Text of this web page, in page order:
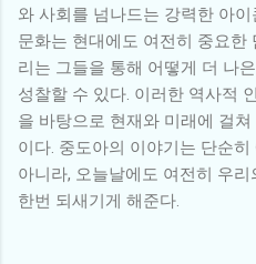
와 사회를 넘나드는 강력한 아
문화는 현대에도 여전히 중요한
리는 그들을 통해 어떻게 더 나
성찰할 수 있다. 이러한 역사적
을 바탕으로 현재와 미래에 걸
이다. 중도아의 이야기는 단순
아니라, 오늘날에도 여전히 우
한번 되새기게 해준다.